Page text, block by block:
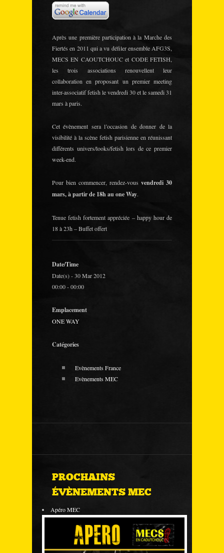
Après une première participation à la Marche des
Fiertés en 2011 qui a vu défiler ensemble AFG3S,
MECS EN CAOUTCHOUC et CODE FETISH,
les trois associations renouvellent leur
collaboration en proposant un premier meeting
inter-associatif fetish le vendredi 30 et le samedi 31
mars à paris.
Cet évènement sera l’occasion de donner de la
visibilité à la scène fetish parisienne en réunissant
différents univers/looks/fetish lors de ce premier
week-end.
Pour bien commencer, rendez-vous vendredi 30
mars, à partir de 18h au one Way.
Tenue fetish fortement appréciée – happy hour de
18 à 23h – Buffet offert
Date/Time
Date(s) - 30 Mar 2012
00:00 - 00:00
Emplacement
ONE WAY
Catégories
Evènements France
Evènements MEC
PROCHAINS
ÉVÈNEMENTS MEC
Apéro MEC